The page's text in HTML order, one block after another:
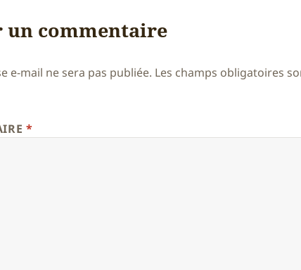
un commentaire
e-mail ne sera pas publiée. Les champs obligatoires
*